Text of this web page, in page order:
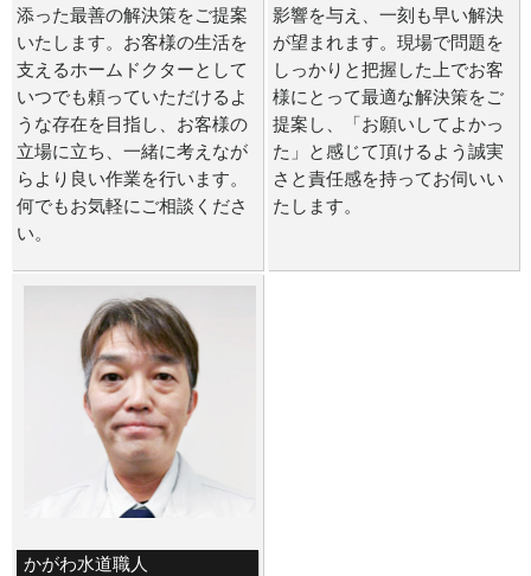
添った最善の解決策をご提案
いたします。お客様の生活を
支えるホームドクターとして
いつでも頼っていただけるよ
うな存在を目指し、お客様の
立場に立ち、一緒に考えなが
らより良い作業を行います。
何でもお気軽にご相談くださ
い。
影響を与え、一刻も早い解決
が望まれます。現場で問題を
しっかりと把握した上でお客
様にとって最適な解決策をご
提案し、「お願いしてよかっ
た」と感じて頂けるよう誠実
さと責任感を持ってお伺いい
たします。
かがわ水道職人